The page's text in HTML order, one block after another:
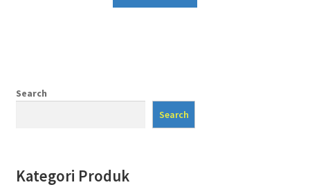
Search
Search
Kategori Produk